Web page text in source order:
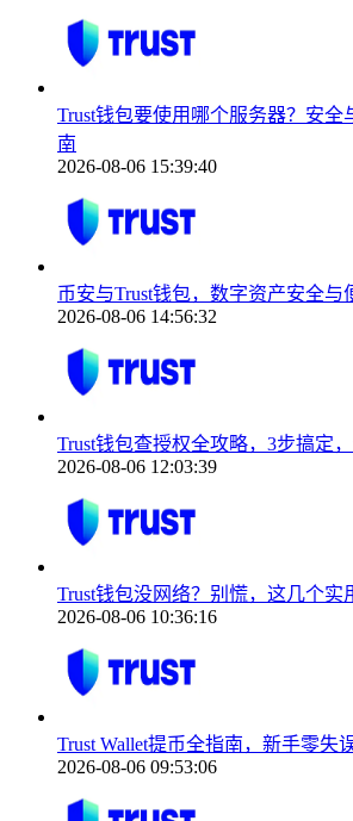
Trust钱包要使用哪个服务器？安全
南
2026-08-06 15:39:40
币安与Trust钱包，数字资产安全与
2026-08-06 14:56:32
Trust钱包查授权全攻略，3步搞定
2026-08-06 12:03:39
Trust钱包没网络？别慌，这几个实
2026-08-06 10:36:16
Trust Wallet提币全指南，新手零失
2026-08-06 09:53:06